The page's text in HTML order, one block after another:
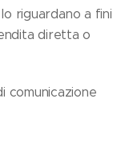
riguardano a fini
diretta o
comunicazione